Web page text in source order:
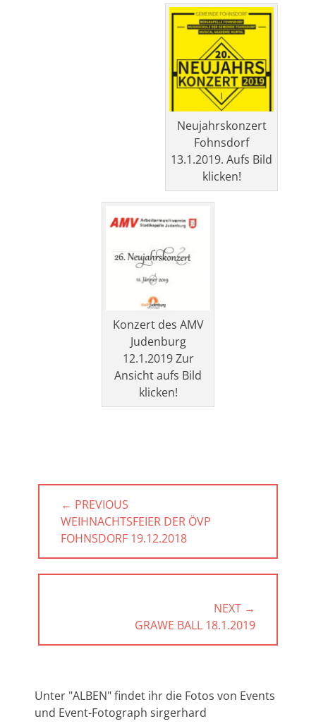
Neujahrskonzert
Fohnsdorf
13.1.2019. Aufs Bild
klicken!
Konzert des AMV
Judenburg
12.1.2019 Zur
Ansicht aufs Bild
klicken!
Beitragsnavigation
← PREVIOUS
PREVIOUS
POST:
WEIHNACHTSFEIER DER ÖVP
FOHNSDORF 19.12.2018
NEXT →
POST:
GRAWE BALL 18.1.2019
Unter "ALBEN" findet ihr die Fotos von Events
und Event-Fotograph sirgerhard